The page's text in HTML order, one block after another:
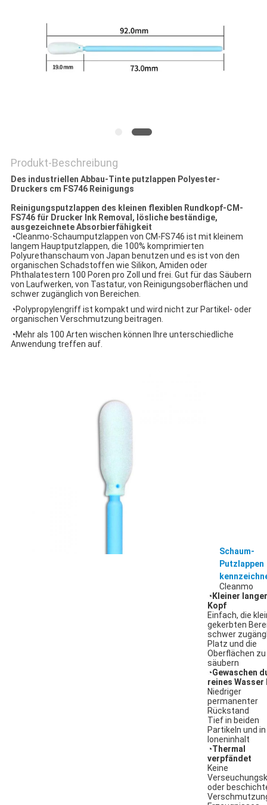
SITEMAP
PRIVACY
Produkt-Beschreibung
Des industriellen Abbau-Tinte putzlappen Polyester-
Druckers cm FS746 Reinigungs
Reinigungsputzlappen des kleinen flexiblen Rundkopf-CM-
FS746 für Drucker Ink Removal, lösliche beständige,
ausgezeichnete Absorbierfähigkeit
◔Cleanmo-Schaumputzlappen von CM-FS746 ist mit kleinem
langem Hauptputzlappen, die 100% komprimierten
Polyurethanschaum von Japan benutzen und es ist von den
organischen Schadstoffen wie Silikon, Amiden oder
Phthalatestern 100 Poren pro Zoll und frei. Gut für das Säubern
von Laufwerken, von Tastatur, von Reinigungsoberflächen und
schwer zugänglich von Bereichen.
◔Polypropylengriff ist kompakt und wird nicht zur Partikel- oder
organischen Verschmutzung beitragen.
◔Mehr als 100 Arten wischen können Ihre unterschiedliche
Anwendung treffen auf.
Schaum-
Putzlappen
Cleanmo
◔Kleiner langer
Kopf
Einfach, die
gekerbten
schwer
Platz und die
Oberflächen zu
säubern
◔Gewaschen
reines Wasser
Niedriger
permanenter
Rückstand
Tief in beiden
Partikeln und in
Ioneninhalt
◔Thermal
verpfändet
Keine
oder